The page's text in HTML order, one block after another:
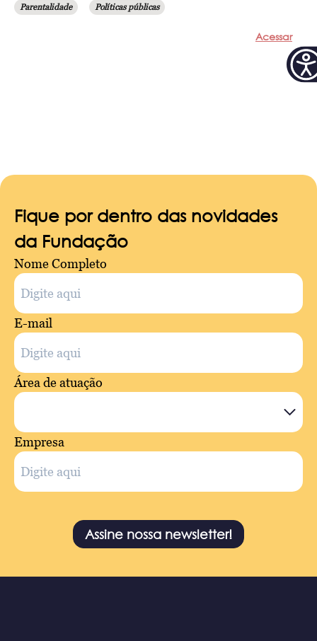
Parentalidade Políticas públicas
Acessar
Fique por dentro das novidades
da Fundação
Nome Completo
E-mail
Área de atuação
Empresa
Assine nossa newsletter!